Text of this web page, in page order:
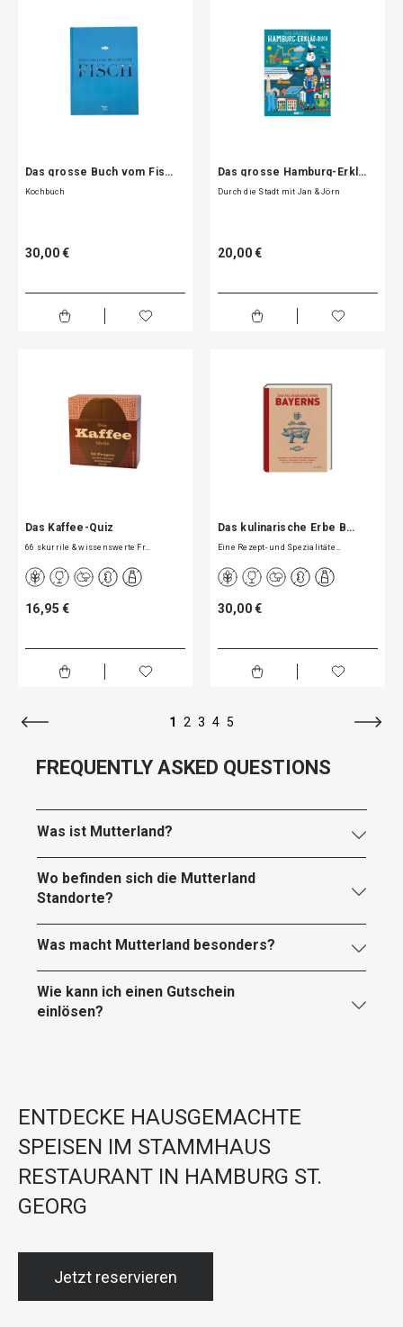
Das grosse Buch vom Fis…
Kochbuch
30,00 €
Das grosse Hamburg-Erkl…
Durch die Stadt mit Jan & Jörn
20,00 €
Das Kaffee-Quiz
66 skurrile & wissenswerte Fr…
16,95 €
Das kulinarische Erbe B…
Eine Rezept- und Spezialitäte…
30,00 €
1 2 3 4 5
FREQUENTLY ASKED QUESTIONS
Was ist Mutterland?
Wo befinden sich die Mutterland
Standorte?
Was macht Mutterland besonders?
Wie kann ich einen Gutschein
einlösen?
ENTDECKE HAUSGEMACHTE
SPEISEN IM STAMMHAUS
RESTAURANT IN HAMBURG ST.
GEORG
Jetzt reservieren